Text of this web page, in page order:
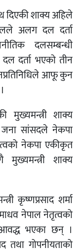
दिएकी शाक्य अहिले
अलग दल दर्ता
दलसम्बन्धी
दल दर्ता भएको तीन
आफू कुन
मुख्यमन्त्री शाक्य
सांसदले नेकपा
नेकपा एकीकृत
मुख्यमन्त्री शाक्य
कृष्णप्रसाद शर्मा
नेपाल नेतृत्वको
भएका छन् ।
तथा गोपनीयताको